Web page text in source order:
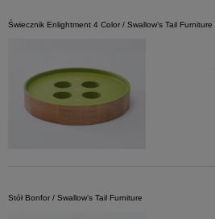
Świecznik Enlightment 4 Color / Swallow’s Tail Furniture
Stół Bonfor / Swallow’s Tail Furniture